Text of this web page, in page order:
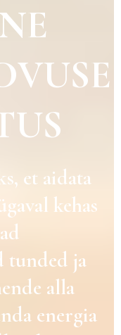
et aidata
kehas
tunded ja
alla
energia